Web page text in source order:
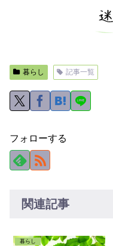
暮らし 記事一覧
フォローする
関連記事
暮らし